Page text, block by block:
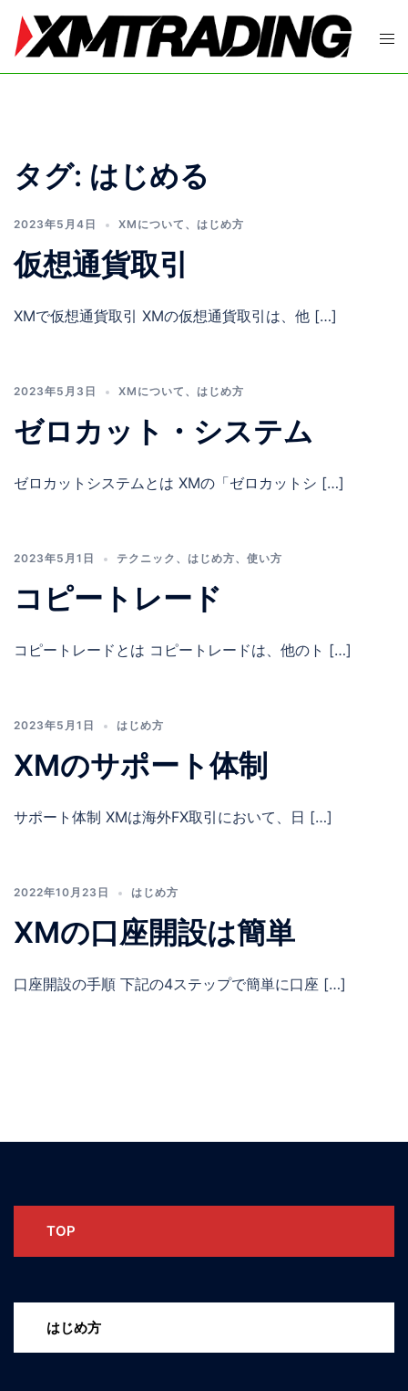
ト
タグ: はじめる
2023年5月4日 XMについて 、 はじめ方
仮想通貨取引
XMで仮想通貨取引 XMの仮想通貨取引は、他 […]
2023年5月3日 XMについて 、 はじめ方
ゼロカット・システム
ゼロカットシステムとは XMの「ゼロカットシ […]
2023年5月1日 テクニック 、 はじめ方、 使い方
コピートレード
コピートレードとは コピートレードは、他のト […]
2023年5月1日 はじめ方
XMのサポート体制
サポート体制 XMは海外FX取引において、日 […]
2022年10月23日 はじめ方
XMの口座開設は簡単
口座開設の手順 下記の4ステップで簡単に口座 […]
TOP
はじめ方